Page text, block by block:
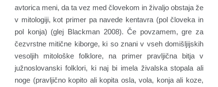
avtorica meni, da ta vez med človekom in živaljo obstaja že
v mitologiji, kot primer pa navede kentavra (pol človeka in
pol konja) (glej Blackman 2008). Če povzamem, gre za
čezvrstne mitične kiborge, ki so znani v vseh domišljijskih
vesoljih mitološke folklore, na primer pravljična bitja v
južnoslovanski folklori, ki naj bi imela živalska stopala ali
noge (pravljično kopito ali kopita osla, vola, konja ali koze,